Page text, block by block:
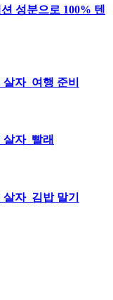
성분으로 100% 텐
자_여행 준비
자_빨래
자_김밥 말기